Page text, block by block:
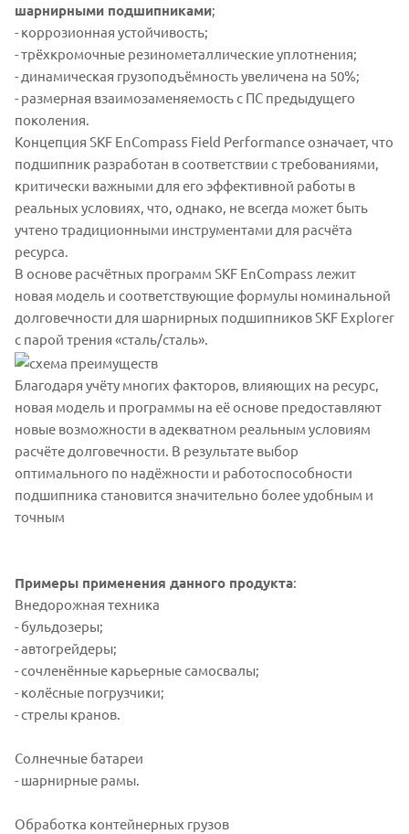
шарнирными подшипниками;
- коррозионная устойчивость;
- трёхкромочные резинометаллические уплотнения;
- динамическая грузоподъёмность увеличена на 50%;
- размерная взаимозаменяемость с ПС предыдущего
поколения.
Концепция SKF EnCompass Field Performance означает, что
подшипник разработан в соответствии с требованиями,
критически важными для его эффективной работы в
реальных условиях, что, однако, не всегда может быть
учтено традиционными инструментами для расчёта
ресурса.
В основе расчётных программ SKF EnCompass лежит
новая модель и соответствующие формулы номинальной
долговечности для шарнирных подшипников SKF Explorer
с парой трения «сталь/сталь».
Благодаря учёту многих факторов, влияющих на ресурс,
новая модель и программы на её основе предоставляют
новые возможности в адекватном реальным условиям
расчёте долговечности. В результате выбор
оптимального по надёжности и работоспособности
подшипника становится значительно более удобным и
точным
Примеры применения данного продукта:
Внедорожная техника
- бульдозеры;
- автогрейдеры;
- сочленённые карьерные самосвалы;
- колёсные погрузчики;
- стрелы кранов.
Солнечные батареи
- шарнирные рамы.
Обработка контейнерных грузов